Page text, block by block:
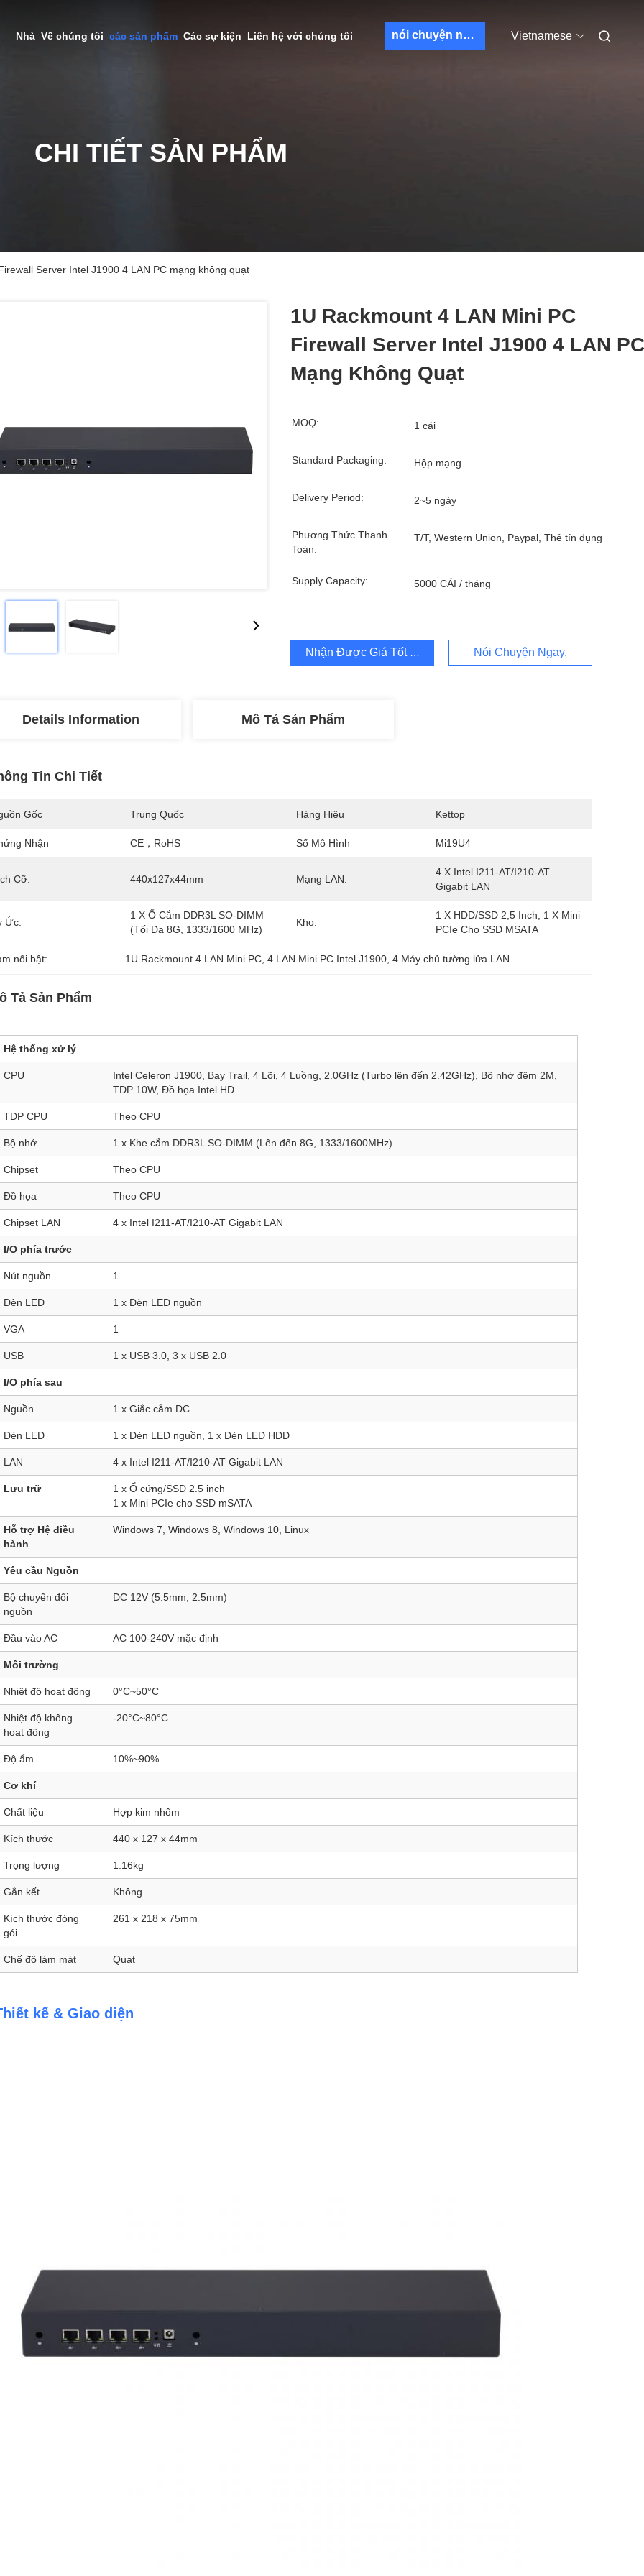
Nhà Về chúng tôi các sản phẩm Các sự kiện Liên hệ với chúng tôi nói chuyện ngay. Vietnamese
CHI TIẾT SẢN PHẨM
Server Intel J1900 4 LAN PC mạng không quạt
1U Rackmount 4 LAN Mini PC
Firewall Server Intel J1900 4 LAN PC
Mạng Không Quạt
MOQ: 1 cái
Standard Packaging: Hộp mạng
Delivery Period: 2~5 ngày
Phương Thức Thanh
Toán:
T/T, Western Union, Paypal, Thẻ tín dụng
Supply Capacity: 5000 CÁI / tháng
Nhận Được Giá Tốt Nhất Nói Chuyện Ngay.
Details Information Mô Tả Sản Phẩm
Tin Chi Tiết
Gốc Trung Quốc Hàng Hiệu Kettop
Nhận CE，RoHS Số Mô Hình Mi19U4
Cỡ: 440x127x44mm Mạng LAN:
4 X Intel I211-AT/I210-AT
Gigabit LAN
Ức:
1 X Ổ Cắm DDR3L SO-DIMM
(Tối Đa 8G, 1333/1600 MHz)
Kho:
1 X HDD/SSD 2,5 Inch, 1 X Mini
PCIe Cho SSD MSATA
nổi bật: 1U Rackmount 4 LAN Mini PC , 4 LAN Mini PC Intel J1900 , 4 Máy chủ tường lửa LAN
Tả Sản Phẩm
Hệ thống xử lý
CPU
Intel Celeron J1900, Bay Trail, 4 Lõi, 4 Luồng, 2.0GHz (Turbo lên đến 2.42GHz), Bộ nhớ đệm 2M,
TDP 10W, Đồ họa Intel HD
TDP CPU Theo CPU
Bộ nhớ 1 x Khe cắm DDR3L SO-DIMM (Lên đến 8G, 1333/1600MHz)
Chipset Theo CPU
Đồ họa Theo CPU
Chipset LAN 4 x Intel I211-AT/I210-AT Gigabit LAN
I/O phía trước
Nút nguồn 1
Đèn LED 1 x Đèn LED nguồn
VGA 1
USB 1 x USB 3.0, 3 x USB 2.0
I/O phía sau
Nguồn 1 x Giắc cắm DC
Đèn LED 1 x Đèn LED nguồn, 1 x Đèn LED HDD
LAN 4 x Intel I211-AT/I210-AT Gigabit LAN
Lưu trữ
1 x Ổ cứng/SSD 2.5 inch
1 x Mini PCIe cho SSD mSATA
Hỗ trợ Hệ điều
hành
Windows 7, Windows 8, Windows 10, Linux
Yêu cầu Nguồn
Bộ chuyển đổi
nguồn
DC 12V (5.5mm, 2.5mm)
Đầu vào AC AC 100-240V mặc định
Môi trường
Nhiệt độ hoạt động 0°C~50°C
Nhiệt độ không
hoạt động
-20°C~80°C
Độ ẩm 10%~90%
Cơ khí
Chất liệu Hợp kim nhôm
Kích thước 440 x 127 x 44mm
Trọng lượng 1.16kg
Gắn kết Không
Kích thước đóng
gói
261 x 218 x 75mm
Chế độ làm mát Quạt
kế & Giao diện